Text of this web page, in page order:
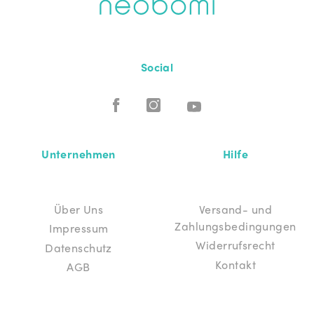
Unternehmen
Über Uns
Impressum
Datenschutz
AGB
Hilfe
Versand- und
Zahlungsbedingungen
Widerrufsrecht
Kontakt
Social